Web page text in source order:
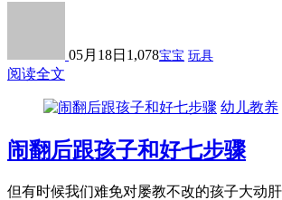
05月18日 1,078宝宝 玩具
阅读全文
幼儿教养
闹翻后跟孩子和好七步骤
但有时候我们难免对屡教不改的孩子大动